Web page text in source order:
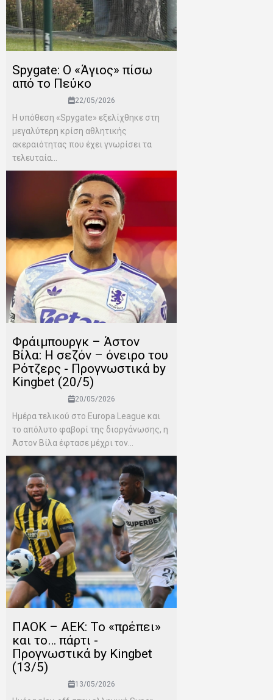
Spygate: Ο «Άγιος» πίσω
από το Πεύκο
22/05/2026
Η υπόθεση «Spygate» εξελίχθηκε στη
μεγαλύτερη κρίση αθλητικής
ακεραιότητας που έχει γνωρίσει τα
τελευταία...
Φράιμπουργκ – Άστον
Βίλα: Η σεζόν – όνειρο του
Ρότζερς - Προγνωστικά by
Kingbet (20/5)
20/05/2026
Ημέρα τελικού στο Europa League και
το απόλυτο φαβορί της διοργάνωσης, η
Άστον Βίλα έφτασε μέχρι τον...
ΠΑΟΚ – ΑΕΚ: Το «πρέπει»
και το… πάρτι -
Προγνωστικά by Kingbet
(13/5)
13/05/2026